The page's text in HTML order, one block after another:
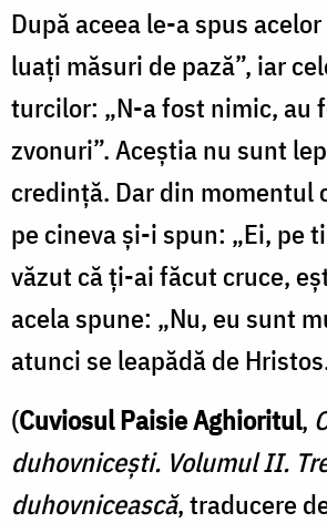
După aceea le-a spus
luați măsuri de pază”, iar
turcilor: „N-a fost nimic, au
zvonuri”. Aceștia nu sunt
credință. Dar din momentul
pe cineva și-i spun: „Ei, pe
văzut că ți-ai făcut cruce,
acela spune: „Nu, eu sunt
atunci se lea­pădă de
(Cuviosul Paisie Aghioritul,
duhovnicești. Volumul II.
duhovnicească, traducere